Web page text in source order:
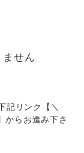
せん
記リンク【＼
からお進み下さ